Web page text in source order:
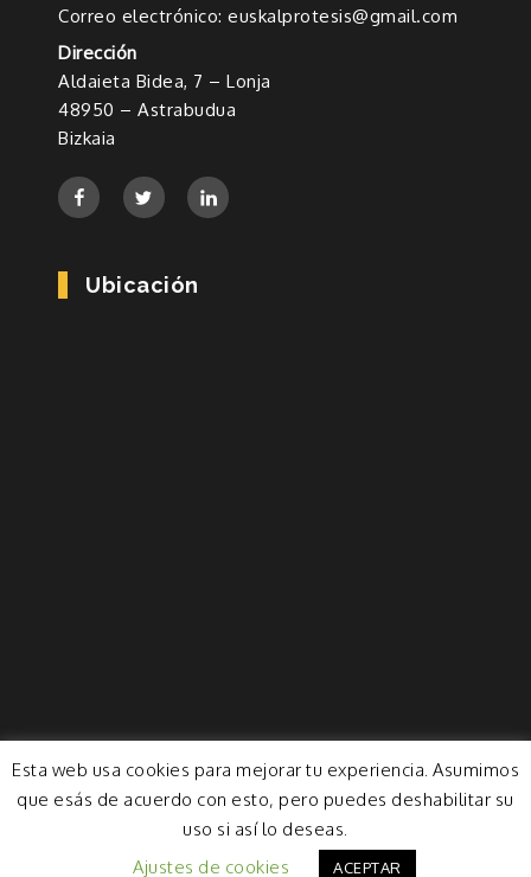
Correo electrónico: euskalprotesis@gmail.com
Dirección
Aldaieta Bidea, 7 – Lonja
48950 – Astrabudua
Bizkaia
Ubicación
Esta web usa cookies para mejorar tu experiencia. Asumimos
que esás de acuerdo con esto, pero puedes deshabilitar su
uso si así lo deseas.
Ajustes de cookies
ACEPTAR